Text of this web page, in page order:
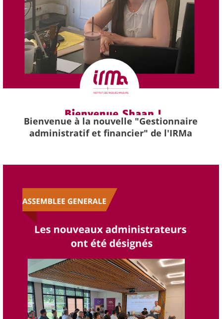
Bienvenue à la nouvelle "Gestionnaire
administratif et financier" de l'IRMa